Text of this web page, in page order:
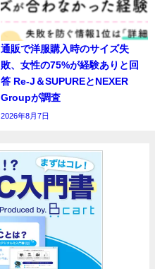
通販で洋服購入時のサイズ失
敗、女性の75%が経験ありと回
答 Re-J＆SUPUREとNEXER
Groupが調査
2026年8月7日